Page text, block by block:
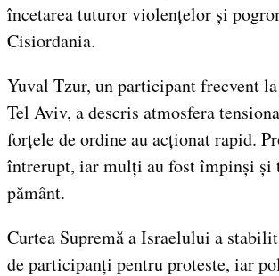
încetarea tuturor violențelor și
Cisiordania.
Yuval Tzur, un participant frecvent
Tel Aviv, a descris atmosfera
forțele de ordine au acționat rapid.
întrerupt, iar mulți au fost împinși
pământ.
Curtea Supremă a Israelului a
de participanți pentru proteste, iar